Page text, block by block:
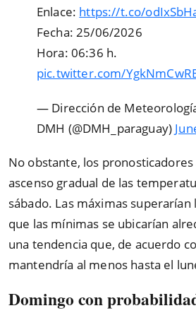
Enlace: https://t.co/
Fecha: 25/06/2026
Hora: 06:36 h.
pic.twitter.com/
— Dirección de
DMH (@DMH_paraguay)
No obstante, los
ascenso gradual de las
sábado. Las máximas superarían
que las mínimas se ubicarían
una tendencia que, de acuerdo
mantendría al menos hasta el
Domingo con